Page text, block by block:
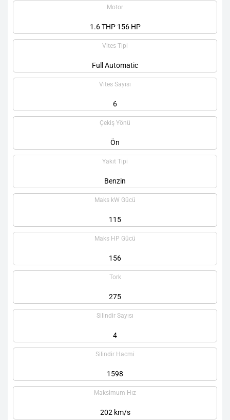
Motor
1.6 THP 156 HP
Vites Tipi
Full Automatic
Vites Sayısı
6
Çekiş Yönü
Ön
Yakıt Tipi
Benzin
Maks kW Gücü
115
Maks HP Gücü
156
Tork
275
Silindir Sayısı
4
Silindir Hacmi
1598
Maksimum Hız
202 km/s